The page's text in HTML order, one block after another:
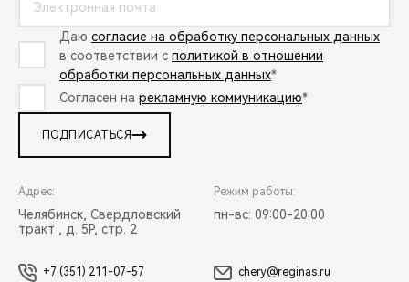
Даю согласие на обработку персональных данных
в соответствии с политикой в отношении
обработки персональных данных*
Согласен на рекламную коммуникацию*
ПОДПИСАТЬСЯ
Адрес:
Челябинск, Свердловский
тракт , д. 5Р, стр. 2
Режим работы:
пн-вс: 09:00-20:00
+7 (351) 211-07-57 chery@reginas.ru